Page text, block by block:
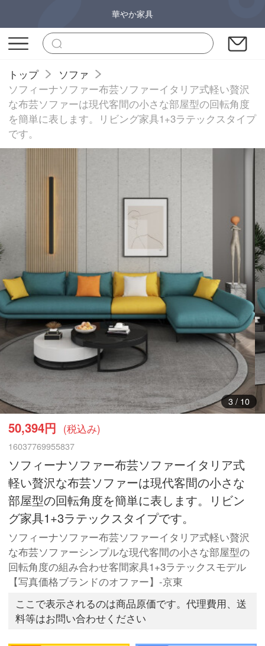
華やか家具
トップ
ソファ
ソフィーナソファー布芸ソファーイタリア式軽い贅沢
な布芸ソファーは現代客間の小さな部屋型の回転角度
を簡単に表します。リビング家具1+3ラテックスタイプ
です。
3/ 10
50,394円 (税込み)
16037769955837
ソフィーナソファー布芸ソファーイタリア式
軽い贅沢な布芸ソファーは現代客間の小さな
部屋型の回転角度を簡単に表します。リビン
グ家具1+3ラテックスタイプです。
ソフィーナソファー布芸ソファーイタリア式軽い贅沢
な布芸ソファーシンプルな現代客間の小さな部屋型の
回転角度の組み合わせ客間家具1+3ラテックスモデル
【写真価格ブランドのオファー】-京東
ここで表示されるのは商品原価です。代理費用、送
料等はお問い合わせください